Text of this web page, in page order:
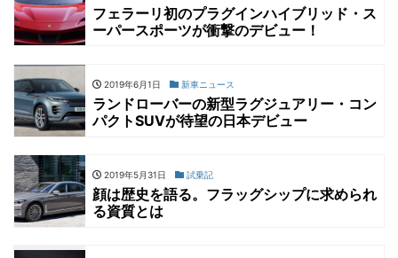
フェラーリ初のプラグインハイブリッド・ス
ーパースポーツが衝撃のデビュー！
2019年6月1日 新車ニュース
ランドローバーの新型ラグジュアリー・コン
パクトSUVが待望の日本デビュー
2019年5月31日 試乗記
顔は歴史を語る。フラッグシップに求められ
る資質とは